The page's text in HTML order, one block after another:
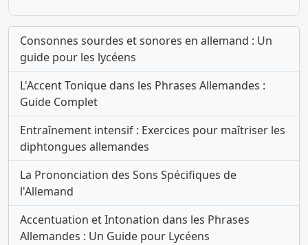
Consonnes sourdes et sonores en allemand : Un
guide pour les lycéens
L'Accent Tonique dans les Phrases Allemandes :
Guide Complet
Entraînement intensif : Exercices pour maîtriser les
diphtongues allemandes
La Prononciation des Sons Spécifiques de
l'Allemand
Accentuation et Intonation dans les Phrases
Allemandes : Un Guide pour Lycéens